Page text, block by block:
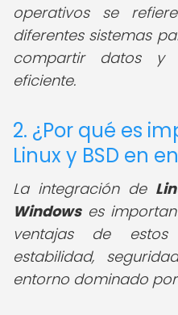
operativos se
diferentes sistemas
compartir datos y
eficiente.
2. ¿Por qué es
Linux y BSD en
La integración de
Windowses
ventajas de
estabilidad,
entorno dominado por